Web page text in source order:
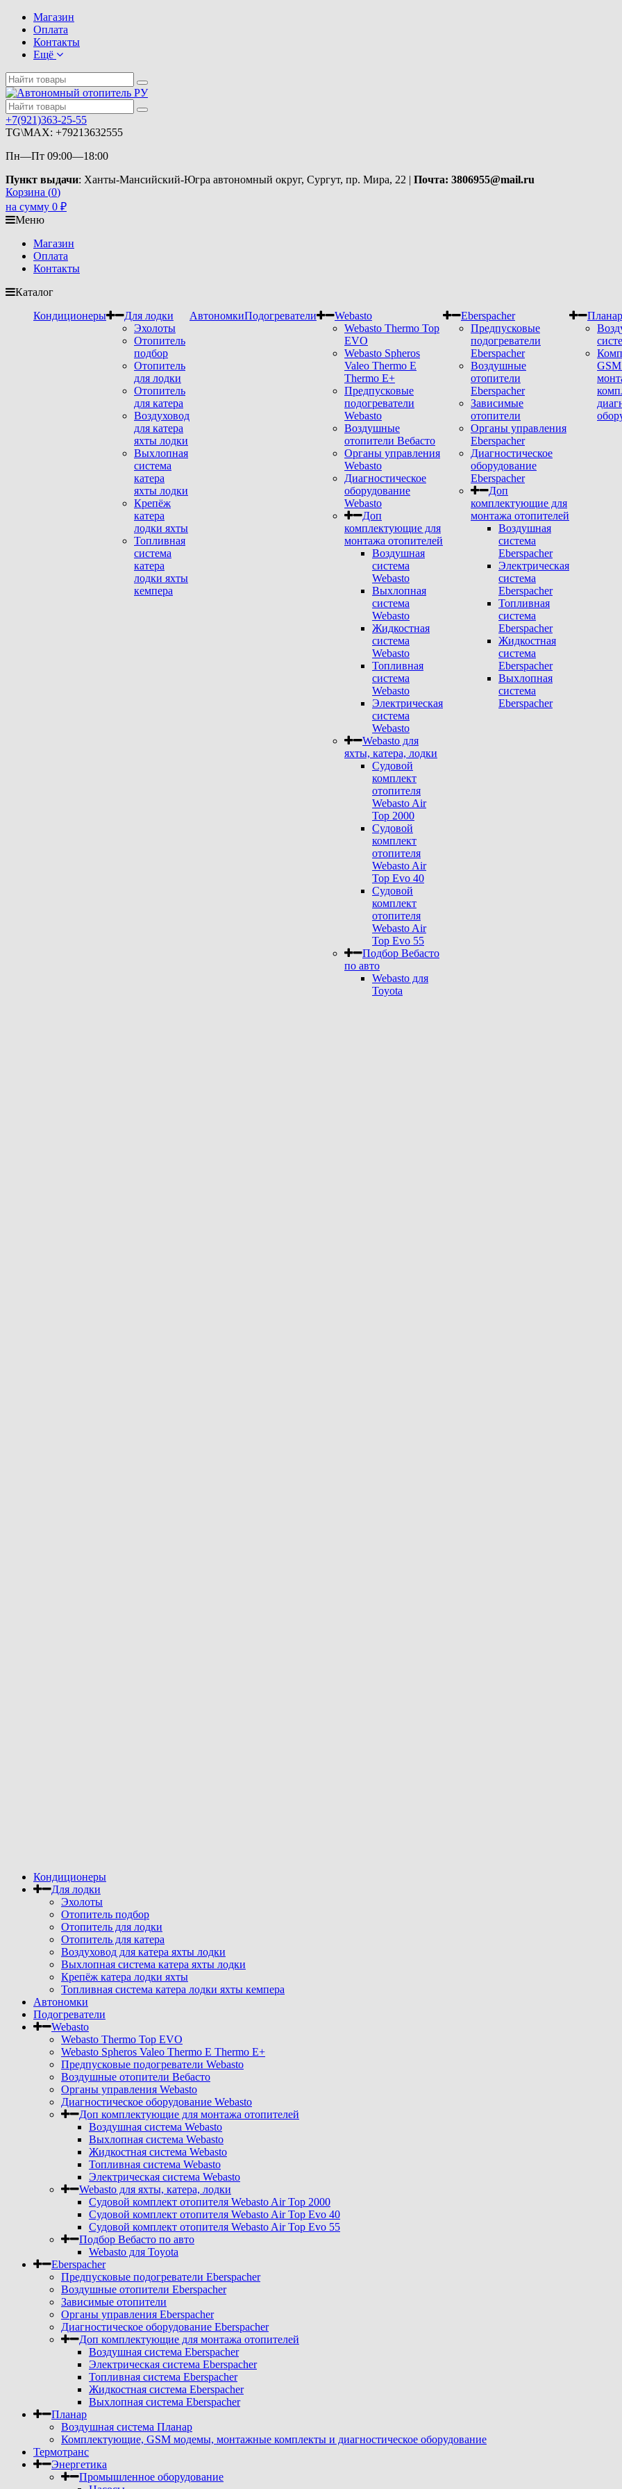
Магазин
Оплата
Контакты
Ещё
+7(921)363-25-55
TG\MAX: +79213632555
Пн—Пт 09:00—18:00
Пункт выдачи: Ханты-Мансийский-Югра автономный округ, Сургут, пр. Мира, 22 | Почта: 3806955@mail.ru
Корзина (0)
на сумму 0 ₽
Меню
Магазин
Оплата
Контакты
Каталог
Кондиционеры
Для лодки
Эхолоты
Отопитель
подбор
Отопитель
для лодки
Отопитель
для катера
Воздуховод
для катера
яхты лодки
Выхлопная
система
катера
яхты лодки
Крепёж
катера
лодки яхты
Топливная
система
катера
лодки яхты
кемпера
АвтономкиПодогреватели
Webasto
Webasto Thermo Top
EVO
Webasto Spheros
Valeo Thermo E
Thermo E+
Предпусковые
подогреватели
Webasto
Воздушные
отопители Вебасто
Органы управления
Webasto
Диагностическое
оборудование
Webasto
Доп
комплектующие для
монтажа отопителей
Воздушная
система
Webasto
Выхлопная
система
Webasto
Жидкостная
система
Webasto
Топливная
система
Webasto
Электрическая
система
Webasto
Webasto для
яхты, катера, лодки
Судовой
комплект
отопителя
Webasto Air
Top 2000
Судовой
комплект
отопителя
Webasto Air
Top Evo 40
Судовой
комплект
отопителя
Webasto Air
Top Evo 55
Подбор Вебасто
по авто
Webasto для
Toyota
Eberspacher
Предпусковые
подогреватели
Eberspacher
Воздушные
отопители
Eberspacher
Зависимые
отопители
Органы управления
Eberspacher
Диагностическое
оборудование
Eberspacher
Доп
комплектующие для
монтажа отопителей
Воздушная
система
Eberspacher
Электрическая
система
Eberspacher
Топливная
система
Eberspacher
Жидкостная
система
Eberspacher
Выхлопная
система
Eberspacher
Планар
Кондиционеры
Для лодки
Эхолоты
Отопитель подбор
Отопитель для лодки
Отопитель для катера
Воздуховод для катера яхты лодки
Выхлопная система катера яхты лодки
Крепёж катера лодки яхты
Топливная система катера лодки яхты кемпера
Автономки
Подогреватели
Webasto
Webasto Thermo Top EVO
Webasto Spheros Valeo Thermo E Thermo E+
Предпусковые подогреватели Webasto
Воздушные отопители Вебасто
Органы управления Webasto
Диагностическое оборудование Webasto
Доп комплектующие для монтажа отопителей
Воздушная система Webasto
Выхлопная система Webasto
Жидкостная система Webasto
Топливная система Webasto
Электрическая система Webasto
Webasto для яхты, катера, лодки
Судовой комплект отопителя Webasto Air Top 2000
Судовой комплект отопителя Webasto Air Top Evo 40
Судовой комплект отопителя Webasto Air Top Evo 55
Подбор Вебасто по авто
Webasto для Toyota
Eberspacher
Предпусковые подогреватели Eberspacher
Воздушные отопители Eberspacher
Зависимые отопители
Органы управления Eberspacher
Диагностическое оборудование Eberspacher
Доп комплектующие для монтажа отопителей
Воздушная система Eberspacher
Электрическая система Eberspacher
Топливная система Eberspacher
Жидкостная система Eberspacher
Выхлопная система Eberspacher
Планар
Воздушная система Планар
Комплектующие, GSM модемы, монтажные комплекты и диагностическое оборудование
Термотранс
Энергетика
Промышленное оборудование